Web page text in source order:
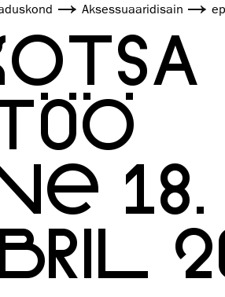
Aksessuaaridisain
18.